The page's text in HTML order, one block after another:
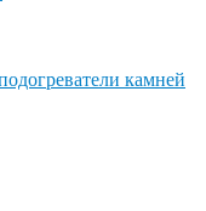
камней